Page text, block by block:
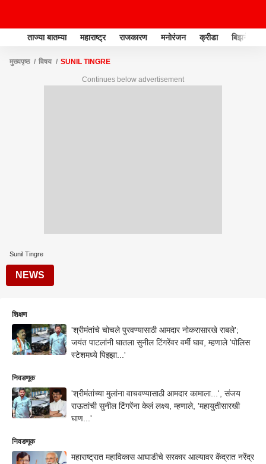
ताज्या बातम्या महाराष्ट्र राजकारण मनोरंजन क्रीडा बिझनेस
मुख्यपृष्ठ विषय SUNIL TINGRE
Continues below advertisement
Sunil Tingre
NEWS
शिक्षण
'श्रीमंतांचे चोचले पुरवण्यासाठी आमदार नोकरासारखे राबले';
जयंत पाटलांनी घातला सुनील टिंगरेंवर वर्मी घाव, म्हणाले 'पोलिस
स्टेशमध्ये पिझ्झा...'
निवडणूक
'श्रीमंतांच्या मुलांना वाचवण्यासाठी आमदार कामाला...', संजय
राऊतांची सुनील टिंगरेंना केलं लक्ष्य, म्हणाले, 'महायुतीसारखी
घाण...'
निवडणूक
महाराष्ट्रात महाविकास आघाडीचे सरकार आल्यावर केंद्रात नरेंद्र